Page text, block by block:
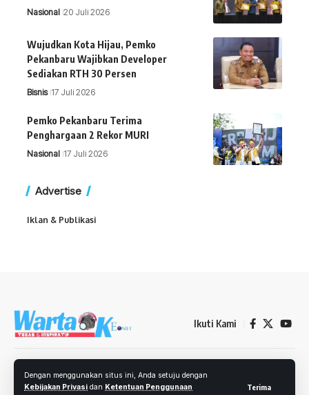
Dengan menggunakan situs ini, Anda setuju dengan
Kebijakan Privasi dan Ketentuan Penggunaan
Terima
Nasional 20 Juli 2026
Wujudkan Kota Hijau, Pemko
Pekanbaru Wajibkan Developer
Sediakan RTH 30 Persen
Bisnis 17 Juli 2026
Pemko Pekanbaru Terima
Penghargaan 2 Rekor MURI
Nasional 17 Juli 2026
Advertise
Iklan & Publikasi
Ikuti Kami
Kontak